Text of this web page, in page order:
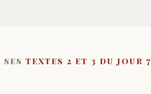
textes 2 et 3 du jour 7